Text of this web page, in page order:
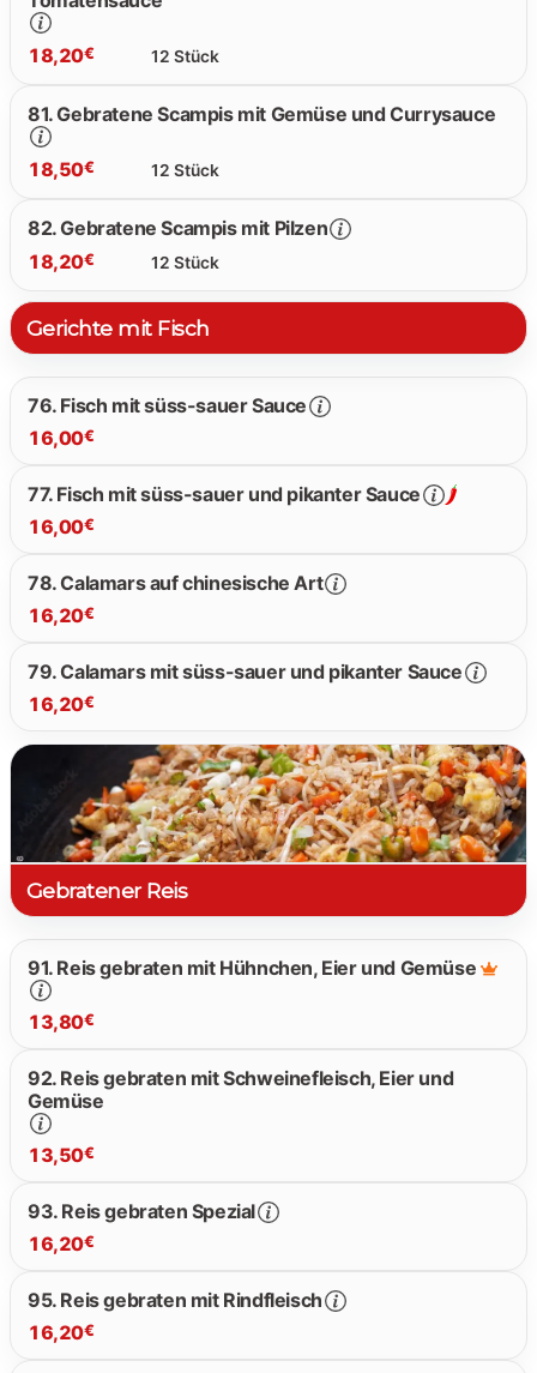
12 Stück
18,20€
81. Gebratene Scampis mit Gemüse und Currysauce
12 Stück
18,50€
82. Gebratene Scampis mit Pilzen
12 Stück
18,20€
18.20 €
Gerichte mit Fisch
76. Fisch mit süss-sauer Sauce
16,00€
77. Fisch mit süss-sauer und pikanter Sauce
16,00€
78. Calamars auf chinesische Art
16,20€
79. Calamars mit süss-sauer und pikanter Sauce
16,20€
16.20 €
Gebratener Reis
91. Reis gebraten mit Hühnchen, Eier und Gemüse
13,80€
92. Reis gebraten mit Schweinefleisch, Eier und
Gemüse
13,50€
93. Reis gebraten Spezial
16,20€
95. Reis gebraten mit Rindfleisch
16,20€